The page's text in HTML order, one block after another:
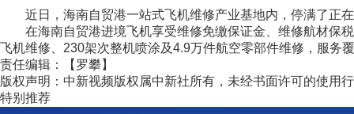
近日，海南自贸港一站式飞机维修产业基地内，停满了正在
在海南自贸港进境飞机享受维修免缴保证金、维修航材保税
飞机维修、230架次整机喷涂及4.9万件航空零部件维修，服务
责任编辑：【罗攀】
版权声明：中新视频版权属中新社所有，未经书面许可的使用
特别推荐